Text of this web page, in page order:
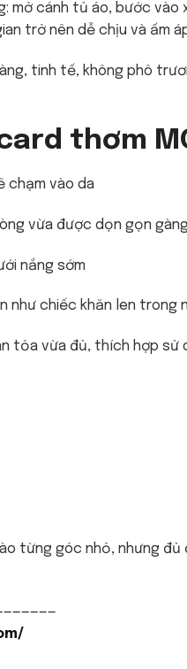
cánh tủ áo, bước vào
trở nên dễ chịu và ấm
tinh tế, không phô
thơm
chạm vào da
vừa được dọn gọn
nắng sớm
như chiếc khăn len trong
tỏa vừa đủ, thích hợp sử
từng góc nhỏ, nhưng